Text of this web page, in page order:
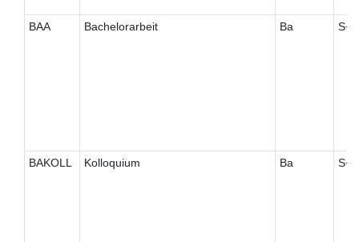
BAA Bachelorarbeit Ba
BAKOLL Kolloquium Ba